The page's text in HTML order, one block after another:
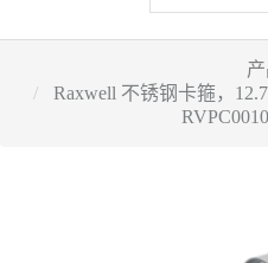
Raxwell 不锈钢卡箍，